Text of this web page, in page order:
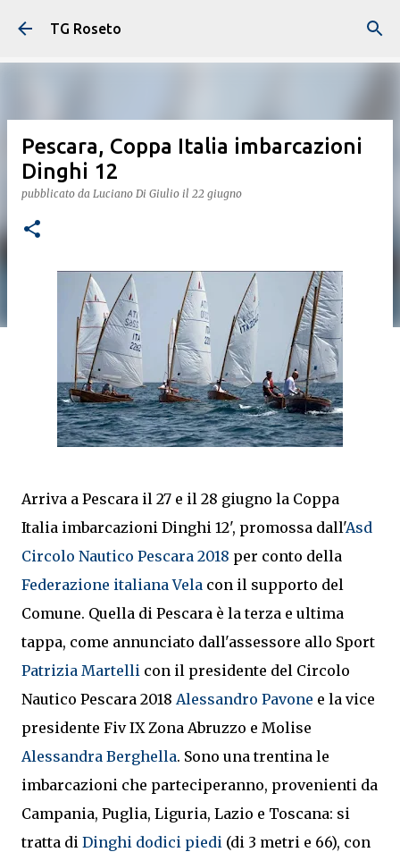
Passa ai contenuti principali
TG Roseto
Pescara, Coppa Italia imbarcazioni
Dinghi 12
pubblicato da Luciano Di Giulio il 22 giugno
Arriva a Pescara il 27 e il 28 giugno la Coppa
Italia imbarcazioni Dinghi 12', promossa dall'Asd
Circolo Nautico Pescara 2018 per conto della
Federazione italiana Vela con il supporto del
Comune. Quella di Pescara è la terza e ultima
tappa, come annunciato dall'assessore allo Sport
Patrizia Martelli con il presidente del Circolo
Nautico Pescara 2018 Alessandro Pavone e la vice
presidente Fiv IX Zona Abruzzo e Molise
Alessandra Berghella. Sono una trentina le
imbarcazioni che parteciperanno, provenienti da
Campania, Puglia, Liguria, Lazio e Toscana: si
tratta di Dinghi dodici piedi (di 3 metri e 66), con